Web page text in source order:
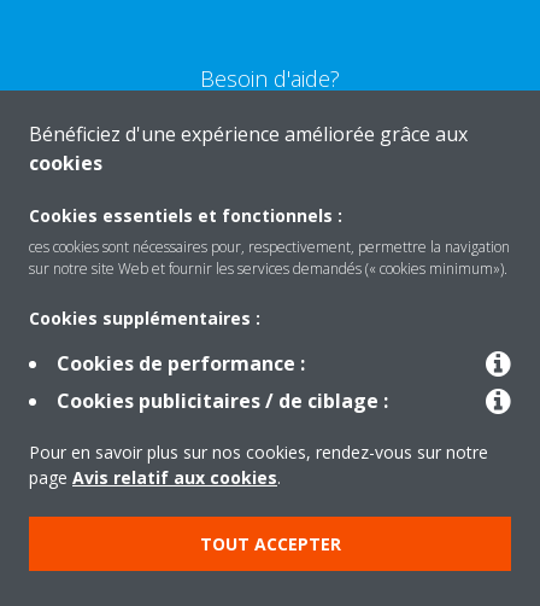
Besoin d'aide?
CONTACTEZ-NOUS
À propos de Daikin
Copyright © Daikin
Bénéficiez d'une expérience améliorée grâce aux
cookies
Cookies essentiels et fonctionnels :
ces cookies sont nécessaires pour, respectivement, permettre la navigation
sur notre site Web et fournir les services demandés (« cookies minimum»).
Cookies supplémentaires :
Cookies de performance :
Cookies publicitaires / de ciblage :
Pour en savoir plus sur nos cookies, rendez-vous sur notre
page Avis relatif aux cookies.
TOUT ACCEPTER